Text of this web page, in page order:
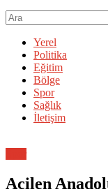
Yerel
Politika
Eğitim
Bölge
Spor
Sağlık
İletişim
Acilen